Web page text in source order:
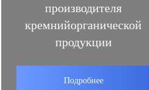
производителя
кремнийорганической
продукции
Подробнее